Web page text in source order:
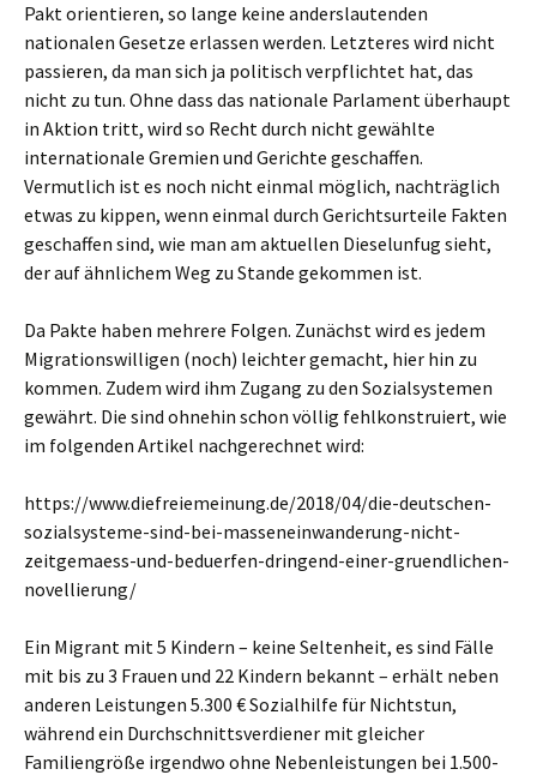
Pakt orientieren, so lange keine anderslautenden
nationalen Gesetze erlassen werden. Letzteres wird nicht
passieren, da man sich ja politisch verpflichtet hat, das
nicht zu tun. Ohne dass das nationale Parlament überhaupt
in Aktion tritt, wird so Recht durch nicht gewählte
internationale Gremien und Gerichte geschaffen.
Vermutlich ist es noch nicht einmal möglich, nachträglich
etwas zu kippen, wenn einmal durch Gerichtsurteile Fakten
geschaffen sind, wie man am aktuellen Dieselunfug sieht,
der auf ähnlichem Weg zu Stande gekommen ist.
Da Pakte haben mehrere Folgen. Zunächst wird es jedem
Migrationswilligen (noch) leichter gemacht, hier hin zu
kommen. Zudem wird ihm Zugang zu den Sozialsystemen
gewährt. Die sind ohnehin schon völlig fehlkonstruiert, wie
im folgenden Artikel nachgerechnet wird:
https://www.diefreiemeinung.de/2018/04/die-deutschen-
sozialsysteme-sind-bei-masseneinwanderung-nicht-
zeitgemaess-und-beduerfen-dringend-einer-gruendlichen-
novellierung/
Ein Migrant mit 5 Kindern – keine Seltenheit, es sind Fälle
mit bis zu 3 Frauen und 22 Kindern bekannt – erhält neben
anderen Leistungen 5.300 € Sozialhilfe für Nichtstun,
während ein Durchschnittsverdiener mit gleicher
Familiengröße irgendwo ohne Nebenleistungen bei 1.500-